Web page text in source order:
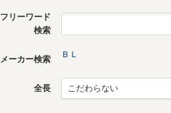
フリーワード
検索
メーカー検索 ＢＬ
全長